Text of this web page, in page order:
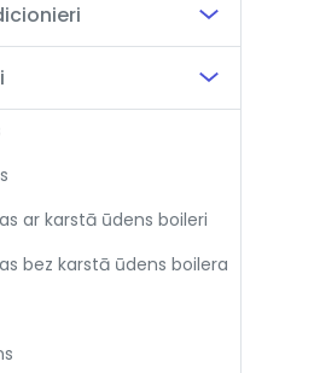
ar karstā ūdens boileri
bez karstā ūdens boilera